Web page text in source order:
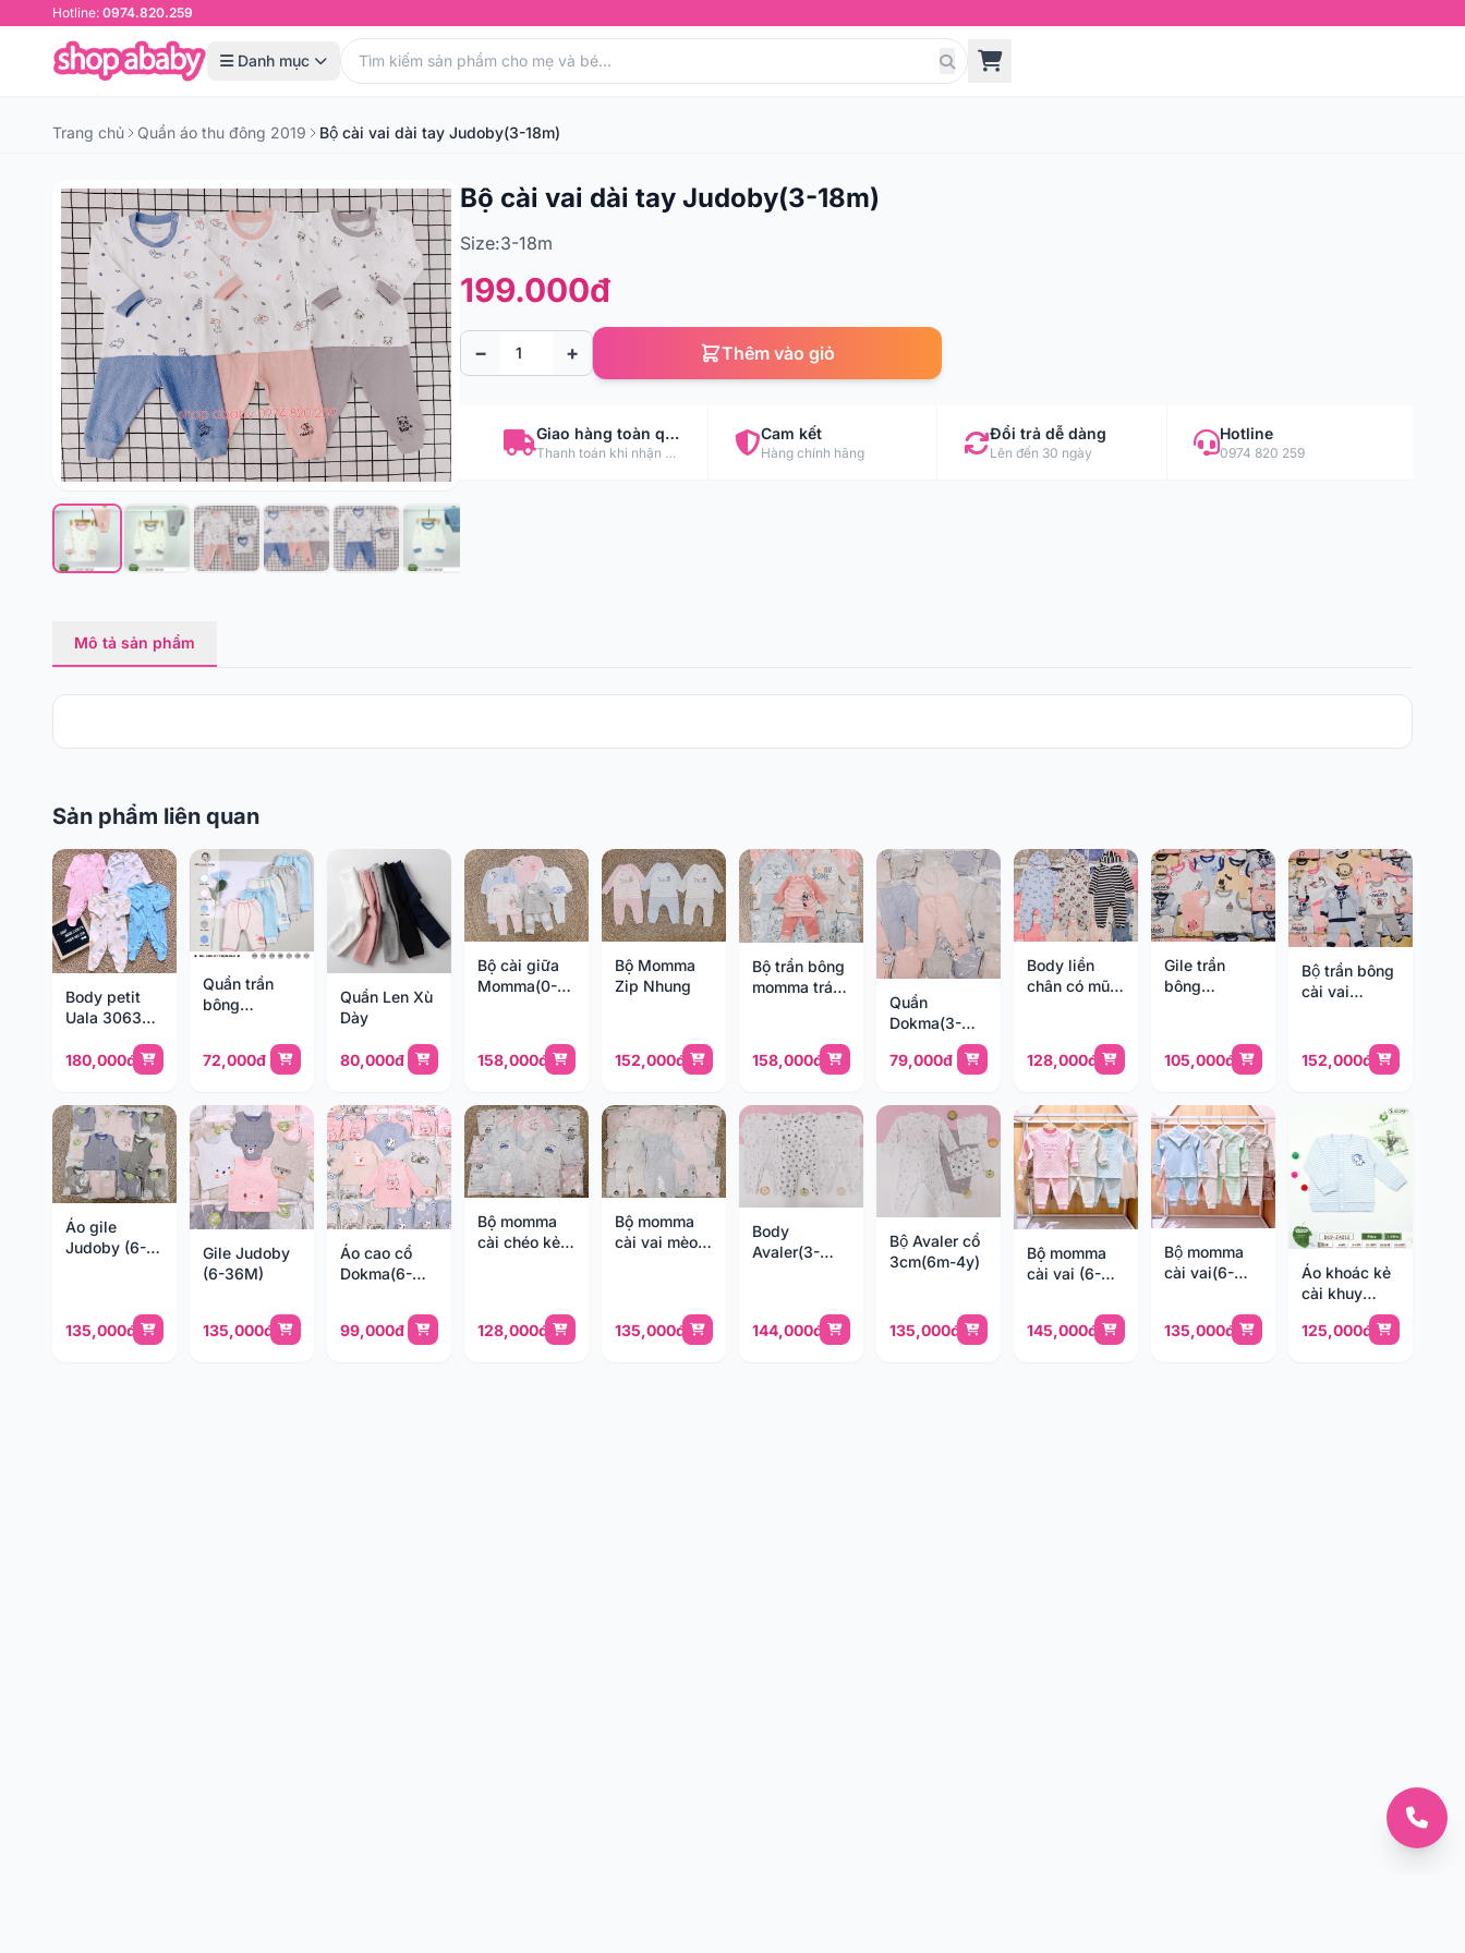
Hotline: 0974.820.259
Danh mục
Trang chủ Quần áo thu đông 2019 Bộ cài vai dài tay Judoby(3-18m)
Bộ cài vai dài tay Judoby(3-18m)
Size:3-18m
199.000đ
− + Thêm vào giỏ
Giao hàng toàn quốc
Thanh toán khi nhận hàng
Cam kết
Hàng chính hãng
Đổi trả dễ dàng
Lên đến 30 ngày
Hotline
0974 820 259
Mô tả sản phẩm
Sản phẩm liên quan
Body petit
Uala 3063
180,000đ
Quần trần
bông
72,000đ
Quần Len Xù
Dày
80,000đ
Bộ cài giữa
Momma(0-
158,000đ
Bộ Momma
Zip Nhung
152,000đ
Bộ trần bông
momma trám
158,000đ
Quần
Dokma(3-
79,000đ
Body liền
chân có mũ
128,000đ
Gile trần
bông
105,000đ
Bộ trần bông
cài vai
152,000đ
Áo gile
Judoby (6-
135,000đ
Gile Judoby
(6-36M)
135,000đ
Áo cao cổ
Dokma(6-
99,000đ
Bộ momma
cài chéo kẻ
128,000đ
Bộ momma
cài vai mèo
135,000đ
Body
Avaler(3-
144,000đ
Bộ Avaler cổ
3cm(6m-4y)
135,000đ
Bộ momma
cài vai (6-
145,000đ
Bộ momma
cài vai(6-
135,000đ
Áo khoác kẻ
cài khuy
Judoby(6-
36m)
125,000đ